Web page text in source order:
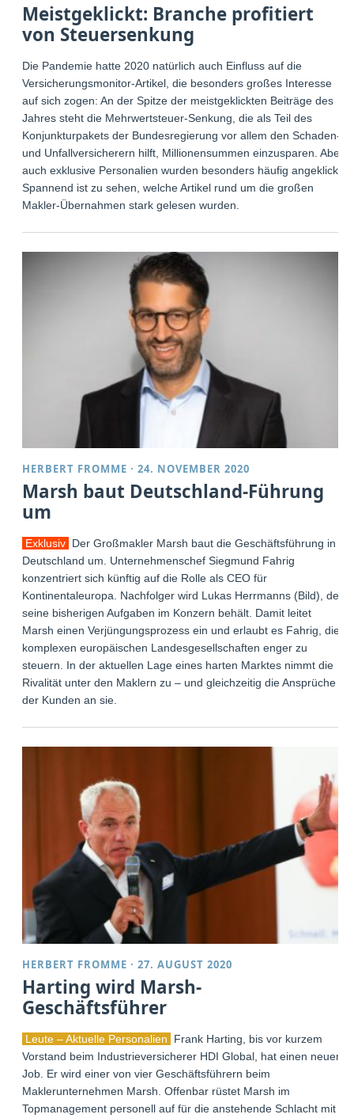
Meistgeklickt: Branche profitiert
von Steuersenkung
Die Pandemie hatte 2020 natürlich auch Einfluss auf die
Versicherungsmonitor-Artikel, die besonders großes Interesse
auf sich zogen: An der Spitze der meistgeklickten Beiträge des
Jahres steht die Mehrwertsteuer-Senkung, die als Teil des
Konjunkturpakets der Bundesregierung vor allem den Schaden-
und Unfallversicherern hilft, Millionensummen einzusparen. Aber
auch exklusive Personalien wurden besonders häufig angeklickt.
Spannend ist zu sehen, welche Artikel rund um die großen
Makler-Übernahmen stark gelesen wurden.
HERBERT FROMME ·24. NOVEMBER 2020
Marsh baut Deutschland-Führung
um
Exklusiv Der Großmakler Marsh baut die Geschäftsführung in
Deutschland um. Unternehmenschef Siegmund Fahrig
konzentriert sich künftig auf die Rolle als CEO für
Kontinentaleuropa. Nachfolger wird Lukas Herrmanns (Bild), der
seine bisherigen Aufgaben im Konzern behält. Damit leitet
Marsh einen Verjüngungsprozess ein und erlaubt es Fahrig, die
komplexen europäischen Landesgesellschaften enger zu
steuern. In der aktuellen Lage eines harten Marktes nimmt die
Rivalität unter den Maklern zu – und gleichzeitig die Ansprüche
der Kunden an sie.
HERBERT FROMME ·27. AUGUST 2020
Harting wird Marsh-
Geschäftsführer
Leute – Aktuelle Personalien
Frank Harting, bis vor kurzem
Vorstand beim Industrieversicherer HDI Global, hat einen neuen
Job. Er wird einer von vier Geschäftsführern beim
Maklerunternehmen Marsh. Offenbar rüstet Marsh im
Topmanagement personell auf für die anstehende Schlacht mit